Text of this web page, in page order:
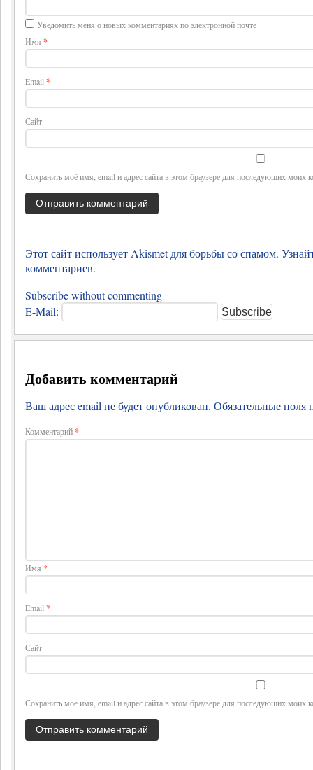
Уведомить меня о новых комментариях по электронной почте
Имя *
Email*
Сайт
Сохранить моё имя, email и адрес сайта в этом браузере для последующих моих
Этот сайт использует Akismet для борьбы со спамом.
комментариев.
Subscribe without commenting
E-Mail:
Добавить комментарий
Ваш адрес email не будет опубликован. Обязательные
Комментарий*
Имя *
Email*
Сайт
Сохранить моё имя, email и адрес сайта в этом браузере для последующих моих